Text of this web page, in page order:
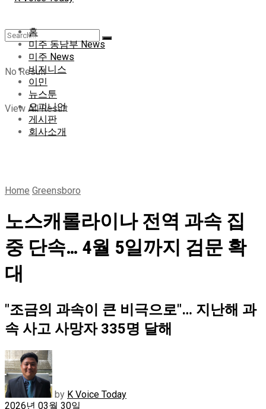
No Result
View All Result
홈
미주 동남부 News
미주 News
비지니스
이민
뉴스툰
오피니언
게시판
회사소개
Home Greensboro
노스캐롤라이나 전역 과속 집
중 단속… 4월 5일까지 검문 확
대
"조금의 과속이 큰 비극으로"… 지난해 과
속 사고 사망자 335명 달해
by K Voice Today
2026년 03월 30일